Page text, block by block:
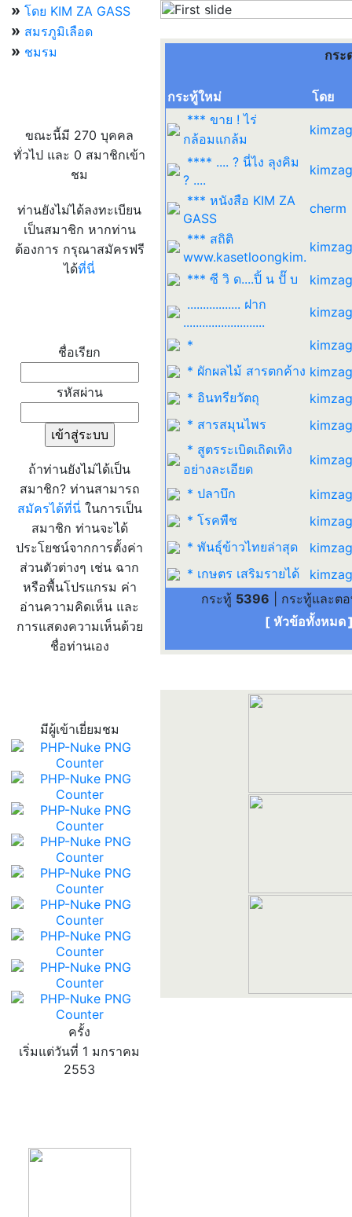
» โดย KIM ZA GASS
» สมรภูมิเลือด
» ชมรม
ขณะนี้มี 270 บุคคล
ทั่วไป และ 0 สมาชิกเข้า
ชม
ท่านยังไม่ได้ลงทะเบียน
เป็นสมาชิก หากท่าน
ต้องการ กรุณาสมัครฟรี
ได้ที่นี่
ชื่อเรียก
รหัสผ่าน
ถ้าท่านยังไม่ได้เป็น
สมาชิก? ท่านสามารถ
สมัครได้ที่นี่ในการเป็น
สมาชิก ท่านจะได้
ประโยชน์จากการตั้งค่า
ส่วนตัวต่างๆ เช่น ฉาก
หรือพื้นโปรแกรม ค่า
อ่านความคิดเห็น และ
การแสดงความเห็นด้วย
ชื่อท่านเอง
มีผู้เข้าเยี่ยมชม
ครั้ง
เริ่มแต่วันที่ 1 มกราคม
2553
Previous
กระ
กระทู้ใหม่
โดย
*** ขาย ! ไร่
กล้อมแกล้ม
**** .... ? นี่ไง ลุงคิม
? ....
*** หนังสือ KIM ZA
GASS
cherm
*** สถิติ
www.kasetloongkim.
*** ซี วิ ด....ปิ้ น ปั๊ บ
................. ฝาก
..........................
*
* ผักผลไม้ สารตกค้าง
* อินทรียวัตถุ
* สารสมุนไพร
* สูตรระเบิดเถิดเทิง
อย่างละเอียด
* ปลาบึก
* โรคพืช
* พันธุ์ข้าวไทยล่าสุด
* เกษตร เสริมรายได้
กระทู้ 5396 | กระทู้และต
[ หัวข้อทั้งหมด